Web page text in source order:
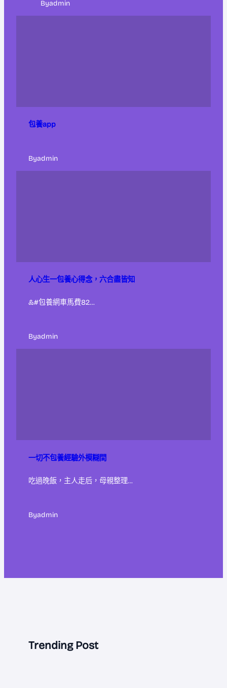
Byadmin
包養app
Byadmin
人心生一包養心得念，六合盡皆知
&#包養網車馬費82…
Byadmin
一切不包養經驗外模糊間
吃過晚飯，主人走后，母親整理…
Byadmin
Trending Post